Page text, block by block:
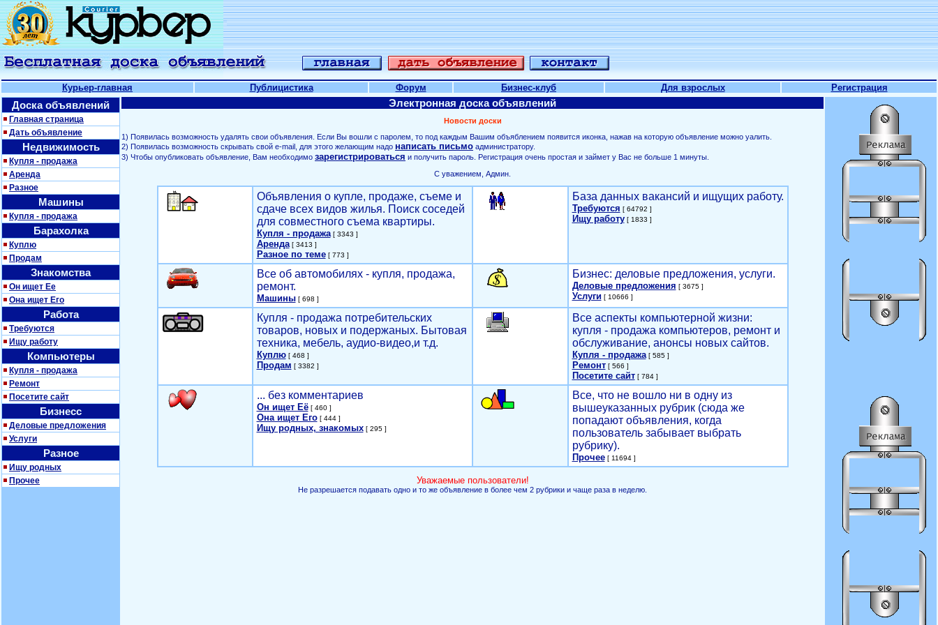
Курьер-главная Публицистика Форум Бизнес-клуб Для взрослых Регистрация
Доска объявлений
Главная страница
Дать объявление
Недвижимость
Купля - продажа
Аренда
Разное
Машины
Купля - продажа
Барахолка
Куплю
Продам
Знакомства
Он ищет Ее
Она ищет Его
Работа
Требуются
Ищу работу
Компьютеры
Купля - продажа
Ремонт
Посетите сайт
Бизнесс
Деловые предложения
Услуги
Разное
Ищу родных
Прочее
Электронная доска объявлений
Новости доски
1) Появилась возможность удалять свои объявления. Если Вы вошли с паролем, то под каждым Вашим объяблением появится иконка, нажав на которую объявление можно уалить.
2) Появилась возможность скрывать свой е-mail, для этого желающим надо написать письмо администратору.
3) Чтобы опубликовать объявление, Вам необходимо зарегистрироваться и получить пароль. Регистрация очень простая и займет у Вас не больше 1 минуты.
С уважением, Админ.
Объявления о купле, продаже, съеме и
сдаче всех видов жилья. Поиск соседей
для совместного съема квартиры.
Купля - продажа[ 3343 ]
Аренда[ 3413 ]
Разное по теме[ 773 ]
База данных вакансий и ищущих работу.
Требуются [ 64792 ]
Ищу работу[ 1833 ]
Все об автомобилях - купля, продажа,
ремонт.
Машины[ 698 ]
Бизнес: деловые предложения, услуги.
Деловые предложения [ 3675 ]
Услуги[ 10666 ]
Купля - продажа потребительских
товаров, новых и подержаных. Бытовая
техника, мебель, аудио-видео,и т.д.
Куплю[ 468 ]
Продам [ 3382 ]
Все аспекты компьютерной жизни:
купля - продажа компьютеров, ремонт и
обслуживание, анонсы новых сайтов.
Купля - продажа[ 585 ]
Ремонт[ 566 ]
Посетите сайт[ 784 ]
... без комментариев
Он ищет Её[ 460 ]
Она ищет Его[ 444 ]
Ищу родных, знакомых[ 295 ]
Все, что не вошло ни в одну из
вышеуказанных рубрик (сюда же
попадают объявления, когда
пользователь забывает выбрать
рубрику).
Прочее[ 11694 ]
Уважаемые пользователи!
Не разрешается подавать одно и то же объявление в более чем 2 рубрики и чаще раза в неделю.